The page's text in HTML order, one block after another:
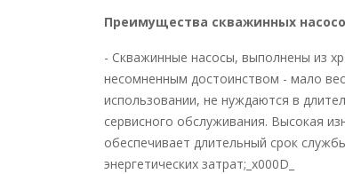
Преимущества скважинных
- Скважинные насосы, выполнены из
несомненным достоинством - мало
использовании, не нуждаются в
сервисного обслуживания. Высокая
обеспечивает длительный срок
энергетических затрат;_x000D_